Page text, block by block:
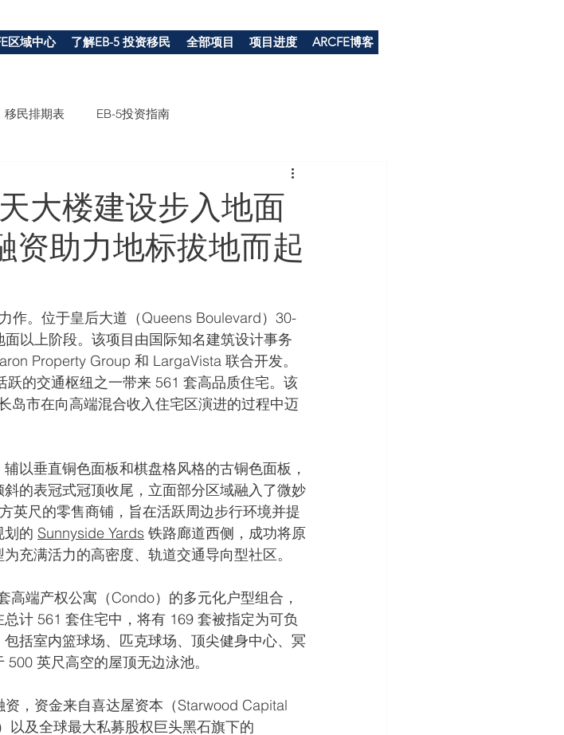
区域中心 了解EB-5 投资移民 全部项目 项目进度 ARCFE博客
移民排期表 EB-5投资指南
大楼建设步入地面
资助力地标拔地而起
作。位于皇后大道（Queens Boulevard）30-
以上阶段。该项目由国际知名建筑设计事务
Property Group 和 LargaVista 联合开发。
的交通枢纽之一带来 561 套高品质住宅。该
岛市在向高端混合收入住宅区演进的过程中迈
以垂直铜色面板和棋盘格风格的古铜色面板，
的表冠式冠顶收尾，立面部分区域融入了微妙
英尺的零售商铺，旨在活跃周边步行环境并提
划的 Sunnyside Yards 铁路廊道西侧，成功将原
充满活力的高密度、轨道交通导向型社区。
端产权公寓（Condo）的多元化户型组合，
计 561 套住宅中，将有 169 套被指定为可负
括室内篮球场、匹克球场、顶尖健身中心、冥
英尺高空的屋顶无边泳池。
，资金来自喜达屋资本（Starwood Capital
以及全球最大私募股权巨头黑石旗下的